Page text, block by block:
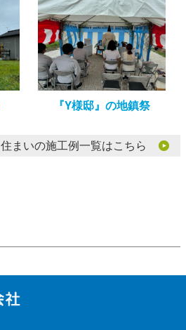
『Y様邸』の地鎮祭
住まいの施工例一覧はこちら